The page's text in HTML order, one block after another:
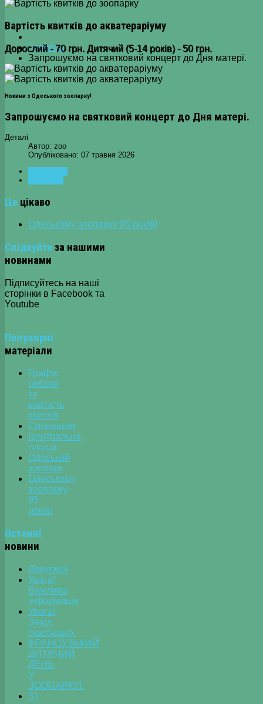
Вартість квитків до акватераріуму
Дорослий - 70 грн. Дитячий (5-14 років) - 50 грн.
Головна
Запрошуємо на святковий концерт до Дня матері.
Новини з Одеського зоопарку!
Запрошуємо на святковий концерт до Дня матері.
Деталі
Автор: zoo
Опубліковано: 07 травня 2026
Це цікаво
Одеському зоопарку 95 років!
Слідкуйтеза нашими
новинами
Підписуйтесь на наші
сторінки в Facebook та
Youtube
Популярні
матеріали
Графік
роботи
та
вартість
квитків
Слоновник
Центральна
площа
Одеський
зоопарк
Одеському
зоопарку
95
років!
Останні
новини
Дякуємо!
Увага!
Важлива
інформація.
Увага!
Захід
скасовано.
ФРАНЦУЗЬКИЙ
ДИТЯЧИЙ
ДЕНЬ
У
ЗООПАРКУ!
31